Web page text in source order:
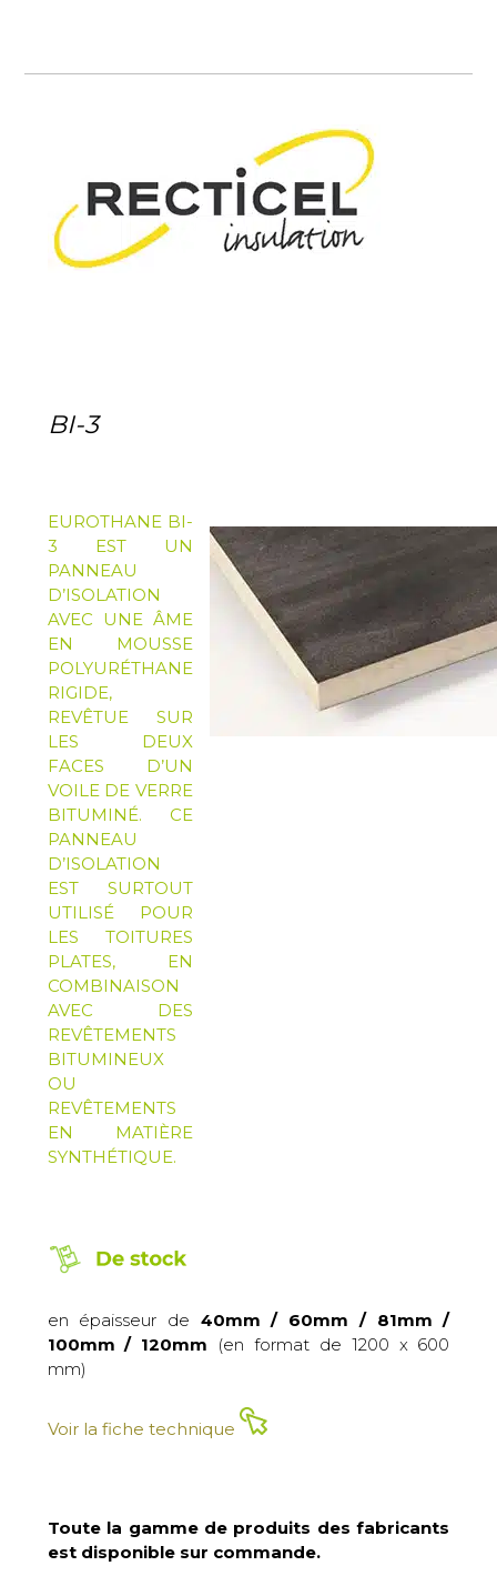
BI-3
EUROTHANE BI-
3 EST UN
PANNEAU
D’ISOLATION
AVEC UNE ÂME
EN MOUSSE
POLYURÉTHANE
RIGIDE,
REVÊTUE SUR
LES DEUX
FACES D’UN
VOILE DE VERRE
BITUMINÉ. CE
PANNEAU
D’ISOLATION
EST SURTOUT
UTILISÉ POUR
LES TOITURES
PLATES, EN
COMBINAISON
AVEC DES
REVÊTEMENTS
BITUMINEUX
OU
REVÊTEMENTS
EN MATIÈRE
SYNTHÉTIQUE.
en épaisseur de 40mm / 60mm / 81mm /
100mm / 120mm (en format de 1200 x 600
mm)
Voir la fiche technique
Toute la gamme de produits des fabricants
est disponible sur commande.